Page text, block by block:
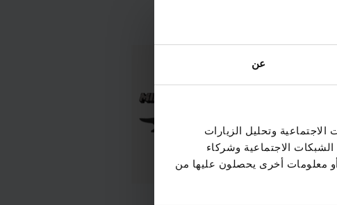
عن
وتحليل الزيارات
الاجتماعية وشركاء
أو معلومات أخرى يحصلون عليها من